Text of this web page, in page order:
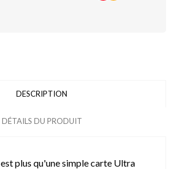
DESCRIPTION
DÉTAILS DU PRODUIT
est plus qu'une simple carte Ultra